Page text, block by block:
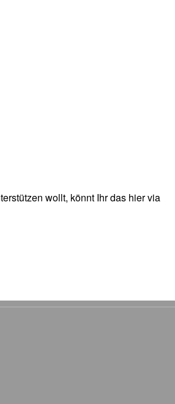
wollt, könnt Ihr das hier via